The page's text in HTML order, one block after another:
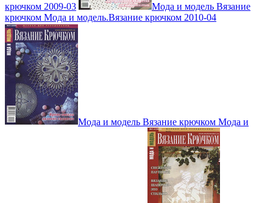
крючком 2009-03
Мода и модель Вязание
крючком Мода и модель.Вязание крючком 2010-04
Мода и модель Вязание крючком Мода и